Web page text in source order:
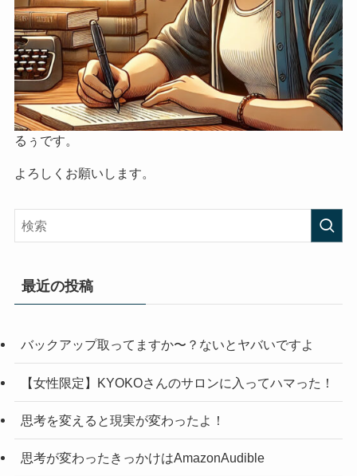
るぅです。
よろしくお願いします。
最近の投稿
バックアップ取ってますか〜？ないとヤバいですよ
【女性限定】KYOKOさんのサロンに入ってハマった！
思考を変えると現実が変わったよ！
思考が変わったきっかけはAmazonAudible